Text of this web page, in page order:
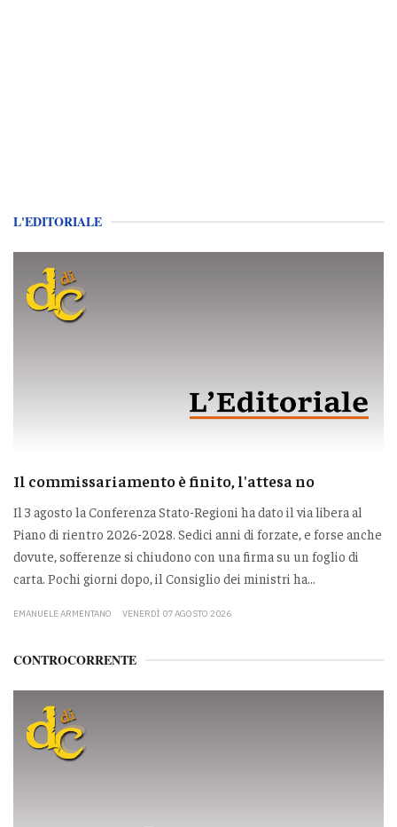
L'EDITORIALE
Il commissariamento è finito, l'attesa no
Il 3 agosto la Conferenza Stato-Regioni ha dato il via libera al
Piano di rientro 2026-2028. Sedici anni di forzate, e forse anche
dovute, sofferenze si chiudono con una firma su un foglio di
carta. Pochi giorni dopo, il Consiglio dei ministri ha...
EMANUELE ARMENTANO VENERDÌ 07 AGOSTO 2026
CONTROCORRENTE